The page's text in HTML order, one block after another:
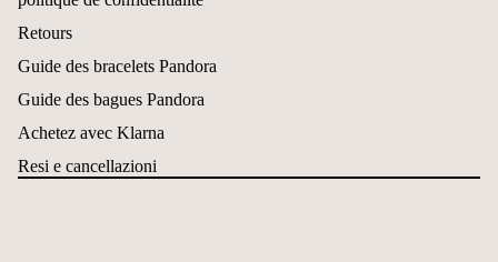
Retours
Guide des bracelets Pandora
Guide des bagues Pandora
Achetez avec Klarna
Resi e cancellazioni